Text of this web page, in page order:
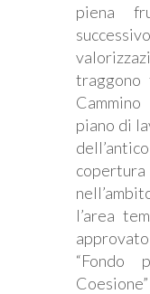
piena
traggono
piano di
l’area